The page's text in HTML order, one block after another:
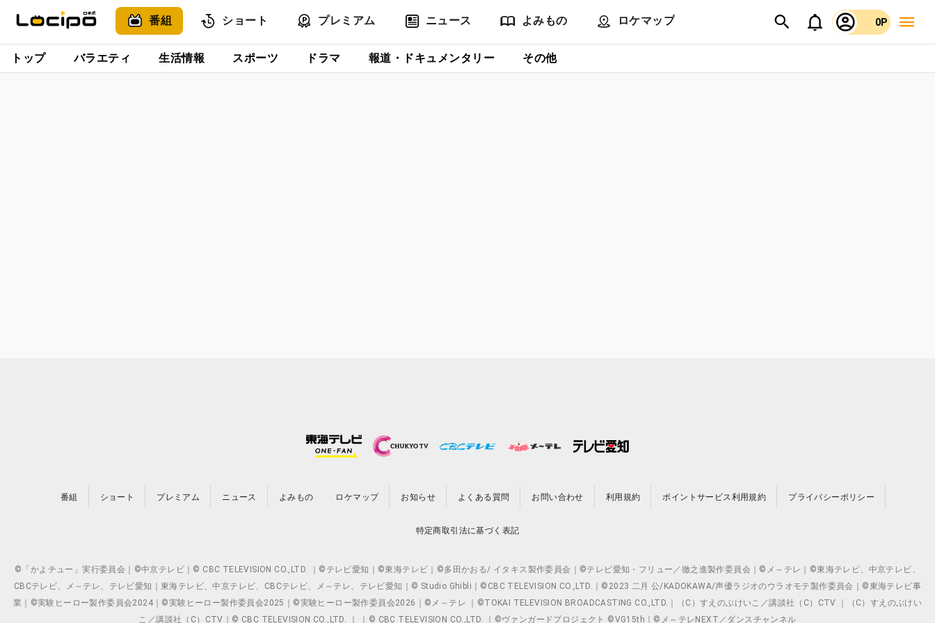
番組 ショート プレミアム ニュース よみもの ロケマップ 0P
トップ バラエティ 生活情報 スポーツ ドラマ 報道・ドキュメンタリー その他
番組 ショート プレミアム ニュース よみもの ロケマップ お知らせ よくある質問 お問い合わせ 利用規約 ポイントサービス利用規約 プライバシーポリシー
特定商取引法に基づく表記
©「かよチュー」実行委員会｜©中京テレビ｜© CBC TELEVISION CO.,LTD. ｜©テレビ愛知｜©東海テレビ｜©多田かおる/ イタキス製作委員会｜©テレビ愛知・フリュー／徹之進製作委員会｜©メ～テレ｜©東海テレビ、中京テレビ、
CBCテレビ、メ～テレ、テレビ愛知｜東海テレビ、中京テレビ、CBCテレビ、メ～テレ、テレビ愛知｜© Studio Ghibli｜©CBC TELEVISION CO.,LTD.｜©2023 二月 公/KADOKAWA/声優ラジオのウラオモテ製作委員会｜©東海テレビ事
業｜©実験ヒーロー製作委員会2024｜©実験ヒーロー製作委員会2025｜©実験ヒーロー製作委員会2026｜©メ～テレ ｜©TOKAI TELEVISION BROADCASTING CO.,LTD.｜（C）すえのぶけいこ／講談社（C）CTV ｜（C）すえのぶけい
こ／講談社（C）CTV｜© CBC TELEVISION CO.,LTD. ｜ ｜© CBC TELEVISION CO.,LTD. ｜©ヴァンガードプロジェクト ©VG15th｜©メ～テレNEXT／ダンスチャンネル